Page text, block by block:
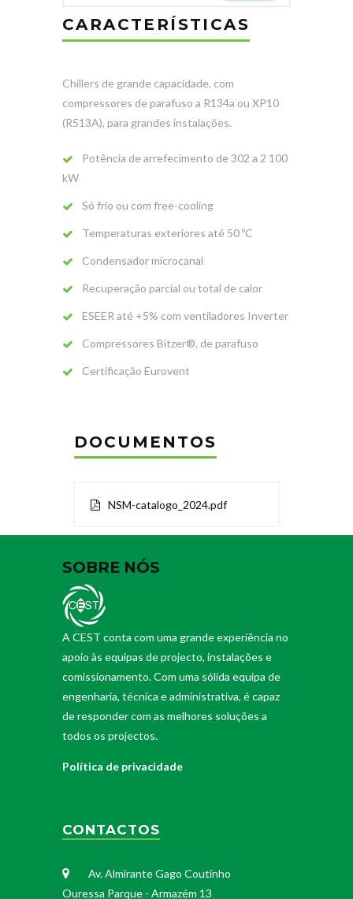
CARACTERÍSTICAS
Chillers de grande capacidade, com
compressores de parafuso a R134a ou XP10
(R513A), para grandes instalações.
Potência de arrefecimento de 302 a 2 100
kW
Só frio ou com free-cooling
Temperaturas exteriores até 50 ºC
Condensador microcanal
Recuperação parcial ou total de calor
ESEER até +5% com ventiladores Inverter
Compressores Bitzer®, de parafuso
Certificação Eurovent
DOCUMENTOS
NSM-catalogo_2024.pdf
SOBRE NÓS
A CEST conta com uma grande experiência no
apoio às equipas de projecto, instalações e
comissionamento. Com uma sólida equipa de
engenharia, técnica e administrativa, é capaz
de responder com as melhores soluções a
todos os projectos.
Política de privacidade
CONTACTOS
Av. Almirante Gago Coutinho
Ouressa Parque - Armazém 13